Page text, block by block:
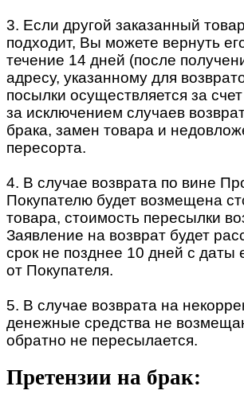
3. Если другой заказанный
подходит, Вы можете вернуть
течение 14 дней (после
адресу, указанному для
посылки осуществляется за
за исключением случаев
брака, замен товара и
пересорта.
4. В случае возврата по вине
Покупателю будет возмещена
товара, стоимость пересылки
Заявление на возврат будет
срок не позднее 10 дней с даты
от Покупателя.
5. В случае возврата на
денежные средства не
обратно не пересылается.
Претензии на брак: